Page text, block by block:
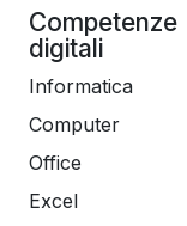
Competenze
digitali
Informatica
Computer
Office
Excel